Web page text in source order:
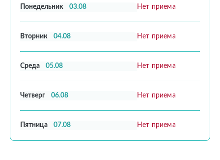
Понедельник 03.08 Нет приема
Вторник 04.08 Нет приема
Среда 05.08 Нет приема
Четверг 06.08 Нет приема
Пятница 07.08 Нет приема